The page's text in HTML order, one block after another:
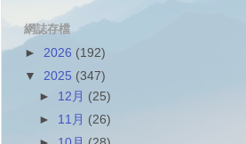
網誌存檔
► 2026 (192)
▼ 2025 (347)
► 12月 (25)
► 11月 (26)